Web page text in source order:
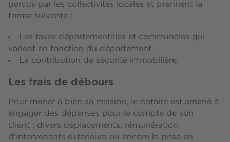
perçus par les collectivités locales et prennent la
forme suivante :
Les taxes départementales et communales qui
varient en fonction du département.
La contribution de sécurité immobilière.
Les frais de débours
Pour mener à bien sa mission, le notaire est amené à
engager des dépenses pour le compte de son
client : divers déplacements, rémunération
d'intervenants extérieurs ou encore la prise en